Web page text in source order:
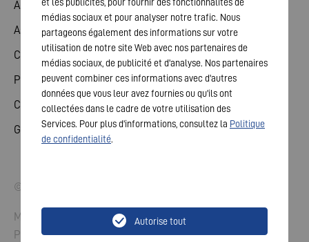
Action
Assemblée générale
Calendrier financier
Publications
Contact investisseurs
Gouvernement d'entreprise
© 2026 VARTA AG. Tous droits réservés.
Mentions légales
Protection des données
médias sociaux et pour analyser notre trafic. Nous
partageons également des informations sur votre
utilisation de notre site Web avec nos partenaires de
médias sociaux, de publicité et d'analyse. Nos partenaires
peuvent combiner ces informations avec d'autres
données que vous leur avez fournies ou qu'ils ont
collectées dans le cadre de votre utilisation des
Services. Pour plus d'informations, consultez la Politique
de confidentialité.
Autorise tout